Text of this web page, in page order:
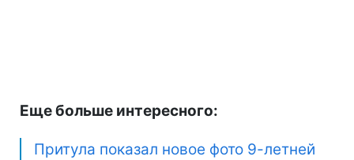
Еще больше интересного:
Притула показал новое фото 9-летней